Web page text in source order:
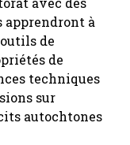
apprendront à
de
de
techniques
sur
autochtones